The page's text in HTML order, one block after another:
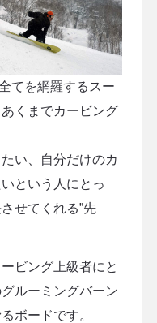
てを網羅するスー
くまでカービング
い、自分だけのカ
という人にとっ
せてくれる”先
ビング上級者にと
ルーミングバーン
ボードです。